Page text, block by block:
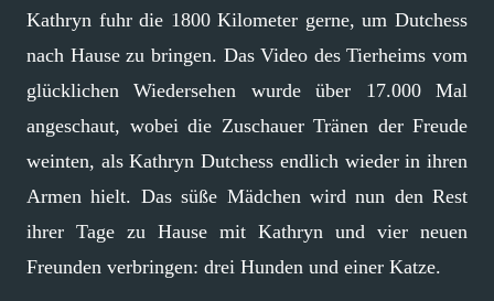
Kathryn fuhr die 1800 Kilometer gerne, um Dutchess
nach Hause zu bringen. Das Video des Tierheims vom
glücklichen Wiedersehen wurde über 17.000 Mal
angeschaut, wobei die Zuschauer Tränen der Freude
weinten, als Kathryn Dutchess endlich wieder in ihren
Armen hielt. Das süße Mädchen wird nun den Rest
ihrer Tage zu Hause mit Kathryn und vier neuen
Freunden verbringen: drei Hunden und einer Katze.